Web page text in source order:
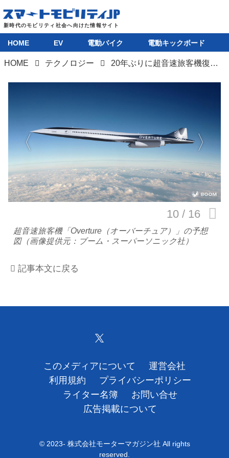
電動バイク
電動キックボード
ライフスタイル
テクノロジー
運営会社
利用規約
お問い合せ
広告掲載について
HOME EV 電動バイク 電動キックボード
HOME テクノロジー 20年ぶりに超音速旅客機復活なるか。米国ブーム・スーパーソニック社が試験機の初飛行に成功
超音速旅客機「Overture（オーバーチュア）」の予想
図（画像提供元：ブーム・スーパーソニック社）
記事本文に戻る
このメディアについて
運営会社
利用規約
プライバシーポリシー
ライター名簿
お問い合せ
広告掲載について
© 2023- 株式会社モーターマガジン社 All rights
reserved.